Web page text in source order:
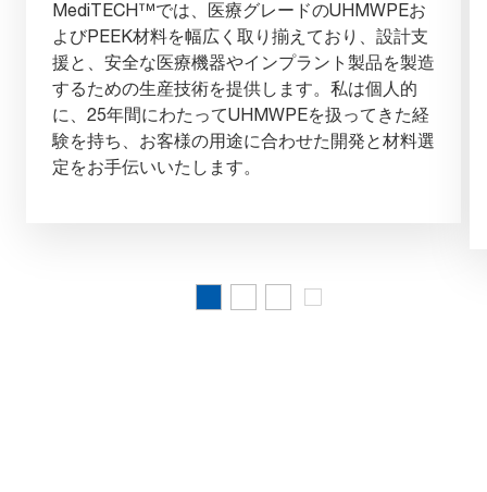
MediTECH™では、医療グレードのUHMWPEお
よびPEEK材料を幅広く取り揃えており、設計支
援と、安全な医療機器やインプラント製品を製造
するための生産技術を提供します。私は個人的
に、25年間にわたってUHMWPEを扱ってきた経
験を持ち、お客様の用途に合わせた開発と材料選
定をお手伝いいたします。